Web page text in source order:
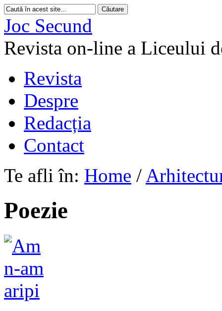
Joc Secund
Revista on-line a Liceului
Revista
Despre
Redacția
Contact
Te afli în: Home /
Poezie